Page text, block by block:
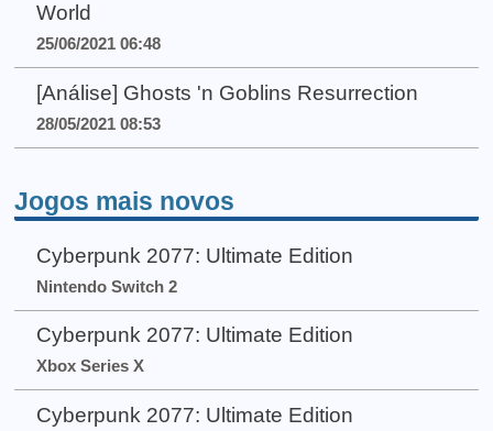
World
25/06/2021 06:48
[Análise] Ghosts 'n Goblins Resurrection
28/05/2021 08:53
Jogos mais novos
Cyberpunk 2077: Ultimate Edition
Nintendo Switch 2
Cyberpunk 2077: Ultimate Edition
Xbox Series X
Cyberpunk 2077: Ultimate Edition